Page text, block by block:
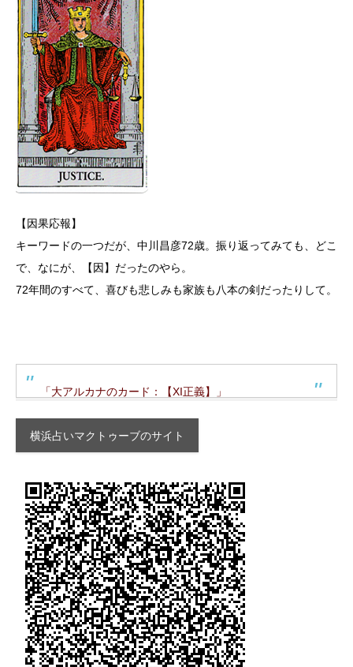
【因果応報】
キーワードの一つだが、中川昌彦72歳。振り返ってみても、どこ
で、なにが、【因】だったのやら。
72年間のすべて、喜びも悲しみも家族も八本の剣だったりして。
「大アルカナのカード：【XI正義】」
横浜占いマクトゥーブのサイト